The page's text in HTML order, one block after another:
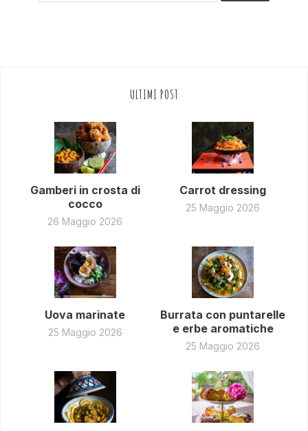
ULTIMI POST
Gamberi in crosta di
cocco
26 Maggio 2026
Carrot dressing
25 Maggio 2026
Uova marinate
25 Maggio 2026
Burrata con puntarelle
e erbe aromatiche
25 Maggio 2026